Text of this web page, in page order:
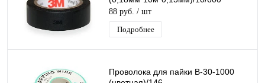
88 руб. / шт
Подробнее
Проволока для пайки B-30-1000